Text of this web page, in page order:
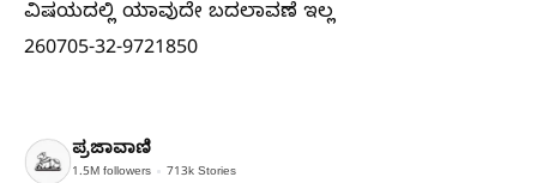
ವಿಷಯದಲ್ಲಿ ಯಾವುದೇ ಬದಲಾವಣೆ ಇಲ್ಲ
260705-32-9721850
ಪ್ರಜಾವಾಣಿ
1.5M followers 713k Stories